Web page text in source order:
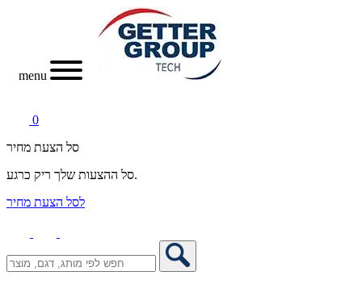
menu
0
סל הצעת מחיר
סל ההצעות שלך ריק כרגע.
לסל הצעת מחיר